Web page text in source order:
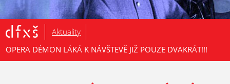
Aktuality
OPERA DÉMON LÁKÁ K NÁVŠTEVĚ JIŽ POUZE DVAKRÁT!!!